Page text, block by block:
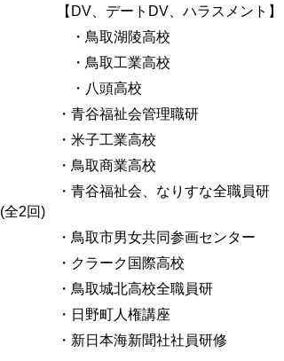
【 DV 、デート DV 、ハラスメント】
・鳥取湖陵高校
・鳥取工業高校
・八頭高校
・青谷福祉会管理職研
・米子工業高校
・鳥取商業高校
・青谷福祉会、なりすな全職員研
(全2回)
・鳥取市男女共同参画センター
・クラーク国際高校
・鳥取城北高校全職員研
・日野町人権講座
・新日本海新聞社社員研修